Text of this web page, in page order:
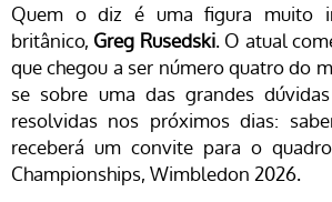
Quem o diz é uma figura muito
britânico, Greg Rusedski. O atual
que chegou a ser número quatro do
se sobre uma das grandes
resolvidas nos próximos dias:
receberá um convite para o
Championships, Wimbledon 2026.